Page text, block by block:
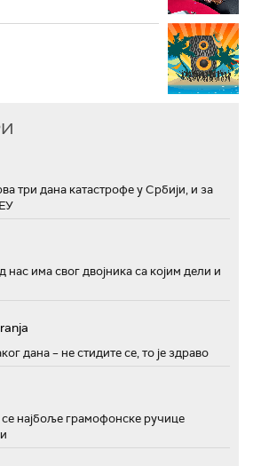
три дана катастрофе у Србији, и за
нас има свог двојника са којим дели и
дана – не стидите се, то је здраво
најбоље грамофонске ручице